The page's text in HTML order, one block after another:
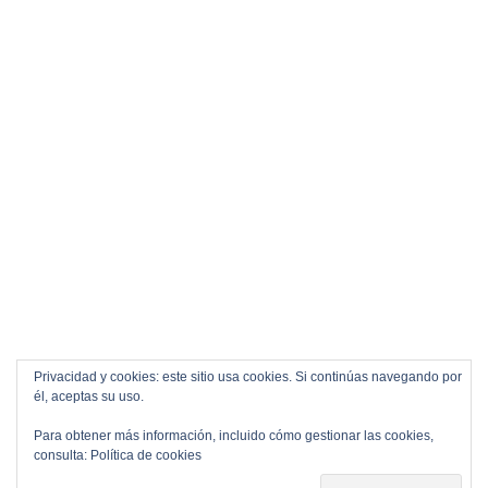
Privacidad y cookies: este sitio usa cookies. Si continúas navegando por
él, aceptas su uso.
Para obtener más información, incluido cómo gestionar las cookies,
consulta: Política de cookies